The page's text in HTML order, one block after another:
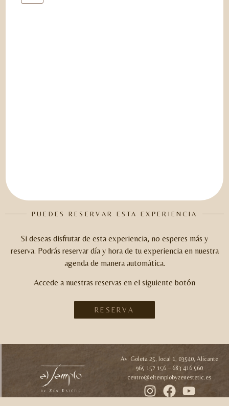
PUEDES RESERVAR ESTA EXPERIENCIA
Si deseas disfrutar de esta experiencia, no esperes más y
reserva. Podrás reservar día y hora de tu experiencia en nuestra
agenda de manera automática.
Accede a nuestras reservas en el siguiente botón
RESERVA
Av. Goleta 25, local 1, 03540, Alicante
965 152 156 – 683 416 560
centro@eltemplobyzenestetic.es